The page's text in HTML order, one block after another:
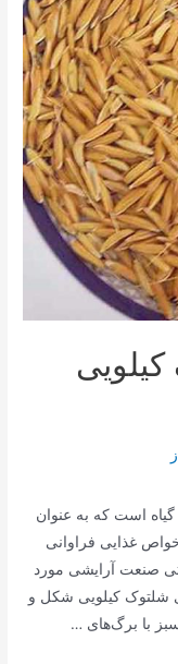
است که به عنوان
غذایی فراوانی
صنعت آرایشی مورد
شلتوک کیلویی شکل و
با برگ‌های …